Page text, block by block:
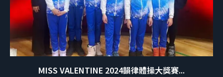
MISS VALENTINE 2024韻律體操大獎賽...